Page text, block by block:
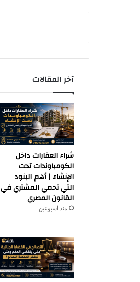
آخر المقالات
شراء العقارات داخل
الكومباوندات تحت
الإنشاء | أهم البنود
التي تحمي المشتري في
القانون المصري
منذ أسبوعين